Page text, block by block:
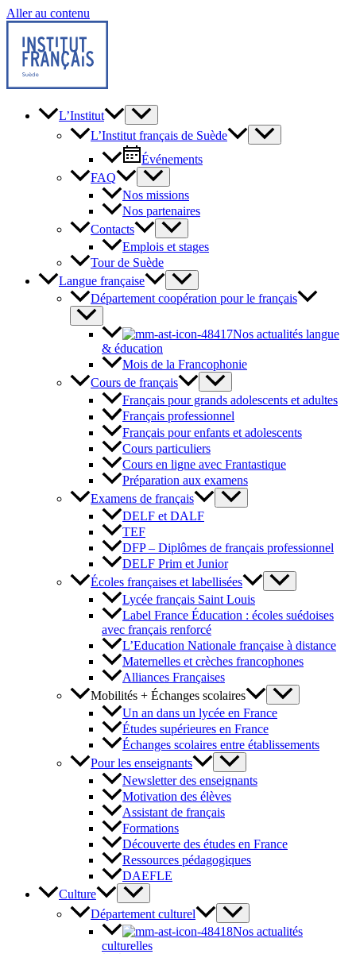
Aller au contenu
L’Institut
L’Institut français de Suède
Événements
FAQ
Nos missions
Nos partenaires
Contacts
Emplois et stages
Tour de Suède
Langue française
Département coopération pour le français
Nos actualités langue
& éducation
Mois de la Francophonie
Cours de français
Français pour grands adolescents et adultes
Français professionnel
Français pour enfants et adolescents
Cours particuliers
Cours en ligne avec Frantastique
Préparation aux examens
Examens de français
DELF et DALF
TEF
DFP – Diplômes de français professionnel
DELF Prim et Junior
Écoles françaises et labellisées
Lycée français Saint Louis
Label France Éducation : écoles suédoises
avec français renforcé
L’Education Nationale française à distance
Maternelles et crèches francophones
Alliances Françaises
Mobilités + Échanges scolaires
Un an dans un lycée en France
Études supérieures en France
Échanges scolaires entre établissements
Pour les enseignants
Newsletter des enseignants
Motivation des élèves
Assistant de français
Formations
Découverte des études en France
Ressources pédagogiques
DAEFLE
Culture
Département culturel
Nos actualités
culturelles